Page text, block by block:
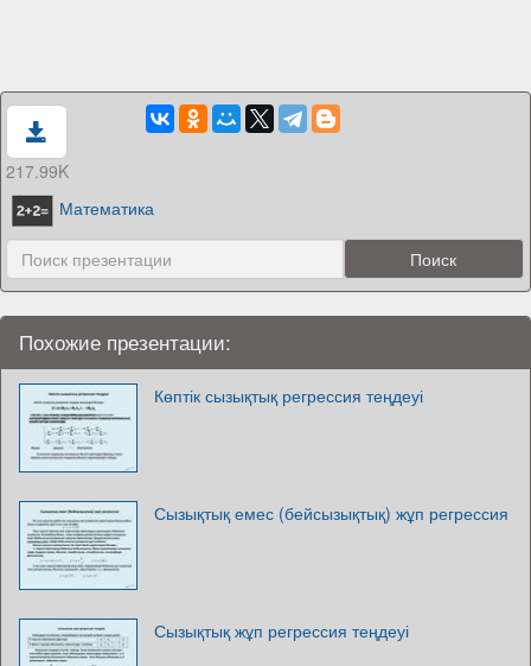
217.99K
Математика
Похожие презентации:
Көптік сызықтық регрессия теңдеуі
Сызықтық емес (бейсызықтық) жұп регрессия
Сызықтық жұп регрессия теңдеуі